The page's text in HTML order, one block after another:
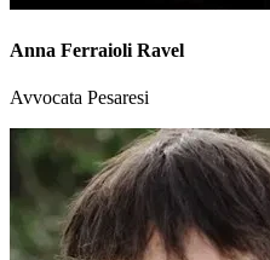
Anna Ferraioli Ravel
Avvocata Pesaresi